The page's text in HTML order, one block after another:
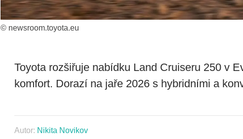
© newsroom.toyota.eu
Toyota rozšiřuje nabídku Land Cruiseru 250 v
komfort. Dorazí na jaře 2026 s hybridními a
Autor: Nikita Novikov